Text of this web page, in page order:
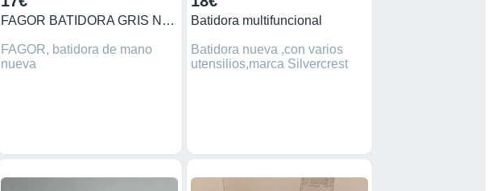
FAGOR BATIDORA GRIS NUEVA
FAGOR, batidora de mano
nueva
Batidora multifuncional
Batidora nueva ,con varios
utensilios,marca Silvercrest